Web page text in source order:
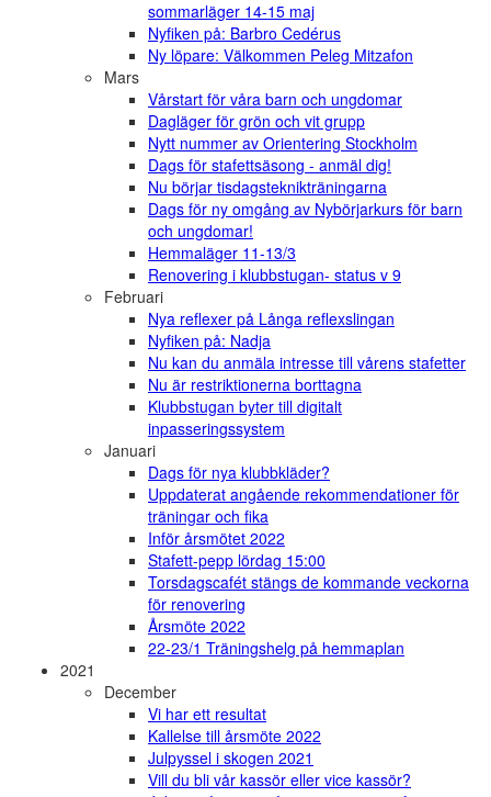
sommarläger 14-15 maj
Nyfiken på: Barbro Cedérus
Ny löpare: Välkommen Peleg Mitzafon
Mars
Vårstart för våra barn och ungdomar
Dagläger för grön och vit grupp
Nytt nummer av Orientering Stockholm
Dags för stafettsäsong - anmäl dig!
Nu börjar tisdagsteknikträningarna
Dags för ny omgång av Nybörjarkurs för barn
och ungdomar!
Hemmaläger 11-13/3
Renovering i klubbstugan- status v 9
Februari
Nya reflexer på Långa reflexslingan
Nyfiken på: Nadja
Nu kan du anmäla intresse till vårens stafetter
Nu är restriktionerna borttagna
Klubbstugan byter till digitalt
inpasseringssystem
Januari
Dags för nya klubbkläder?
Uppdaterat angående rekommendationer för
träningar och fika
Inför årsmötet 2022
Stafett-pepp lördag 15:00
Torsdagscafét stängs de kommande veckorna
för renovering
Årsmöte 2022
22-23/1 Träningshelg på hemmaplan
2021
December
Vi har ett resultat
Kallelse till årsmöte 2022
Julpyssel i skogen 2021
Vill du bli vår kassör eller vice kassör?